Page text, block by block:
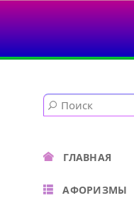
ГЛАВНАЯ
АФОРИЗМЫ